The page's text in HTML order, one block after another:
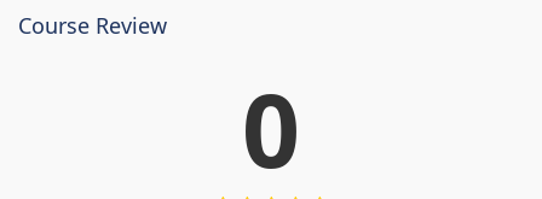
Course Review
0